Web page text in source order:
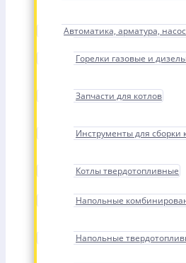
Автоматика, арматура,
Горелки газовые и
Запчасти для котлов
Инструменты для сборки
Котлы твердотопливные
Напольные
Напольные